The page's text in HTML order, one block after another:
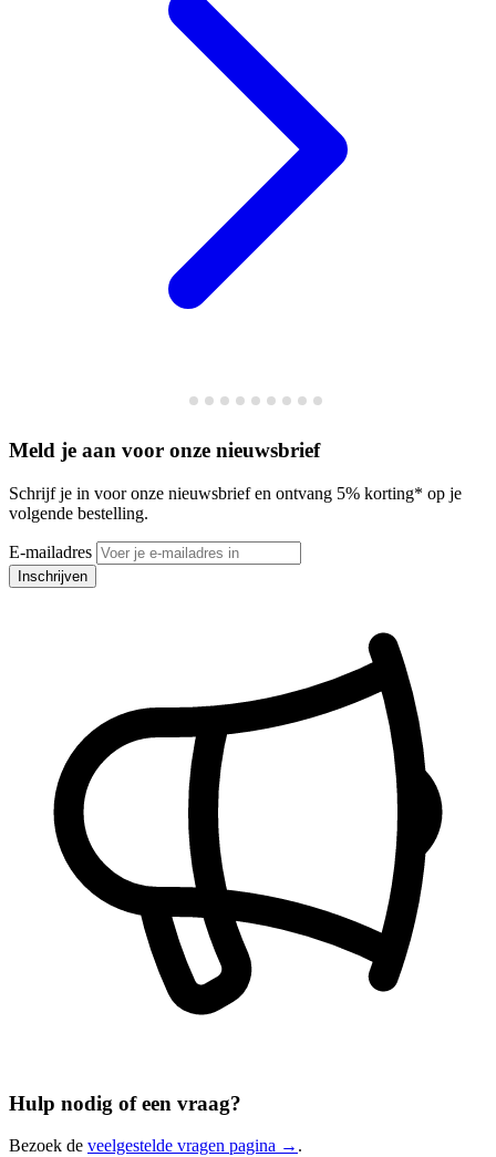
Meld je aan voor onze nieuwsbrief
Schrijf je in voor onze nieuwsbrief en ontvang 5% korting* op je
volgende bestelling.
E-mailadres
Inschrijven
Hulp nodig of een vraag?
Bezoek de veelgestelde vragen pagina → .